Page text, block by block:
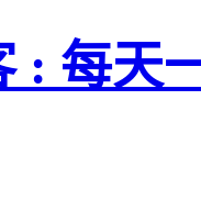
: 每天